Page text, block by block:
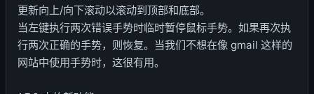
更新向上/向下滚动以滚动到顶部和底部。
当左键执行两次错误手势时临时暂停鼠标手势。如果再次执
行两次正确的手势，则恢复。当我们不想在像 gmail 这样的
网站中使用手势时，这很有用。